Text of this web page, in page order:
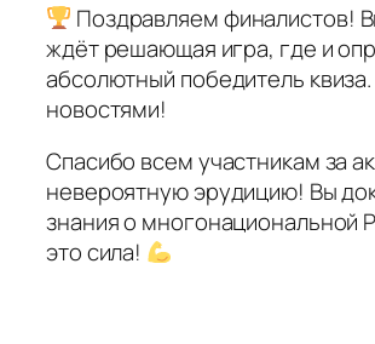
Поздравляем финалистов!
ждёт решающая игра, где и
абсолютный победитель
новостями!
Спасибо всем участникам за
невероятную эрудицию! Вы
знания о многонациональной
это сила!